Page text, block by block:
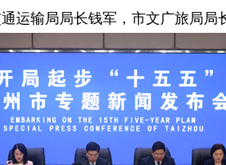
运输局局长钱军，市文广旅局局